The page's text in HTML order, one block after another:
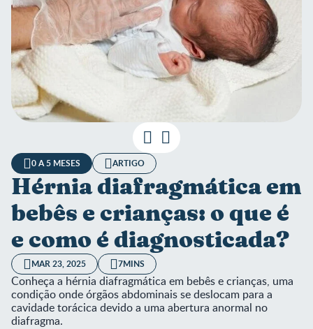
0 A 5 MESES ARTIGO
Hérnia diafragmática em
bebês e crianças: o que é
e como é diagnosticada?
MAR 23, 2025 7MINS
Conheça a hérnia diafragmática em bebês e crianças, uma
condição onde órgãos abdominais se deslocam para a
cavidade torácica devido a uma abertura anormal no
diafragma.